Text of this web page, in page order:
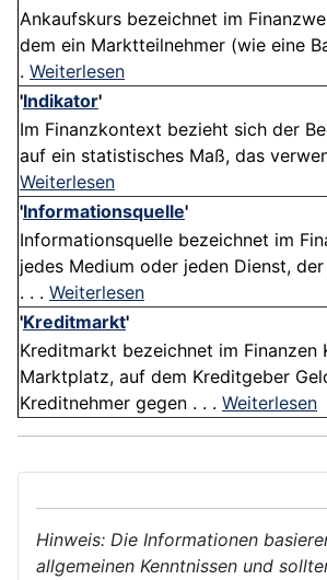
Ankaufskurs bezeichnet im
dem ein Marktteilnehmer (wie eine
. Weiterlesen
'Indikator'
Im Finanzkontext bezieht sich der
auf ein statistisches Maß, das
Weiterlesen
'Informationsquelle'
Informationsquelle bezeichnet im
jedes Medium oder jeden Dienst,
. . . Weiterlesen
'Kreditmarkt'
Kreditmarkt bezeichnet im Finanzen
Marktplatz, auf dem Kreditgeber
Kreditnehmer gegen . . . Weiterlesen
Hinweis: Die Informationen
allgemeinen Kenntnissen und